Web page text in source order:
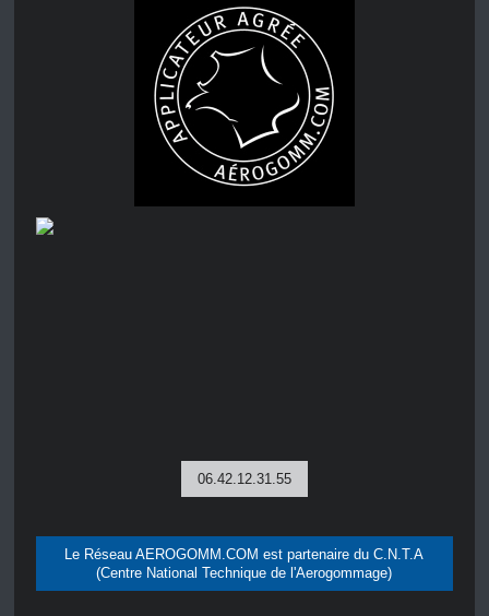
06.42.12.31.55
Le Réseau AEROGOMM.COM est partenaire du C.N.T.A
(Centre National Technique de l'Aerogommage)